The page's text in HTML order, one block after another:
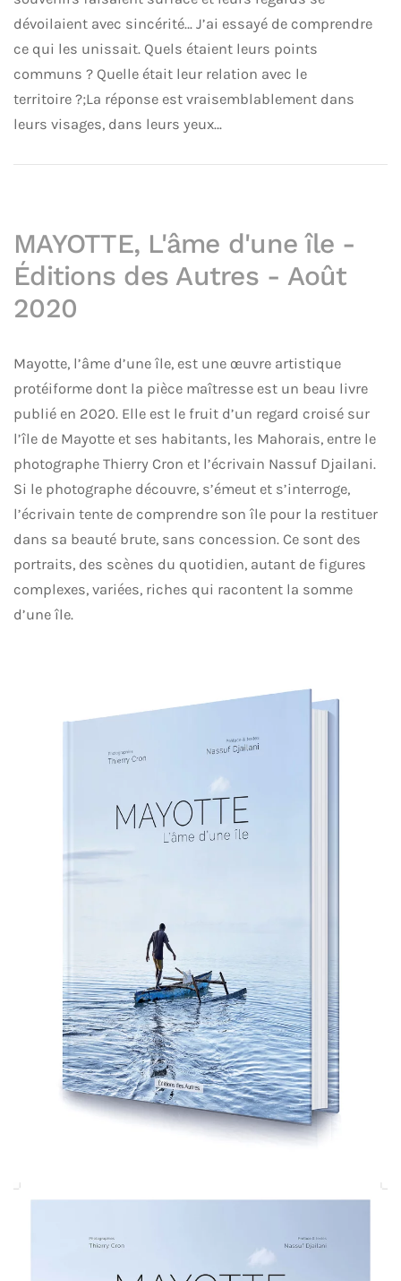
dévoilaient avec sincérité… J’ai essayé de comprendre
ce qui les unissait. Quels étaient leurs points
communs ? Quelle était leur relation avec le
territoire ?;La réponse est vraisemblablement dans
leurs visages, dans leurs yeux…
MAYOTTE, L'âme d'une île -
Éditions des Autres - Août
2020
Mayotte, l’âme d’une île, est une œuvre artistique
protéiforme dont la pièce maîtresse est un beau livre
publié en 2020. Elle est le fruit d’un regard croisé sur
l’île de Mayotte et ses habitants, les Mahorais, entre le
photographe Thierry Cron et l’écrivain Nassuf Djailani.
Si le photographe découvre, s’émeut et s’interroge,
l’écrivain tente de comprendre son île pour la restituer
dans sa beauté brute, sans concession. Ce sont des
portraits, des scènes du quotidien, autant de figures
complexes, variées, riches qui racontent la somme
d’une île.